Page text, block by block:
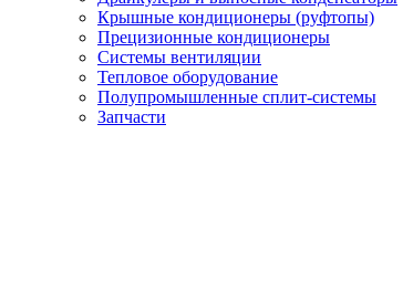
Крышные кондиционеры (руфтопы)
Прецизионные кондиционеры
Системы вентиляции
Тепловое оборудование
Полупромышленные сплит-системы
Запчасти